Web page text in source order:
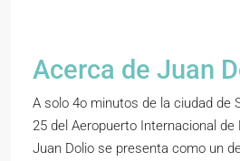
Acerca de Juan
A solo 4o minutos de la ciudad de
25 del Aeropuerto Internacional de
Juan Dolio se presenta como un